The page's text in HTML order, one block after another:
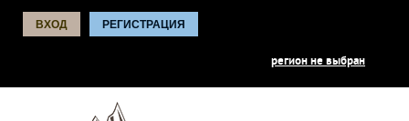
ВХОД РЕГИСТРАЦИЯ
регион не выбран